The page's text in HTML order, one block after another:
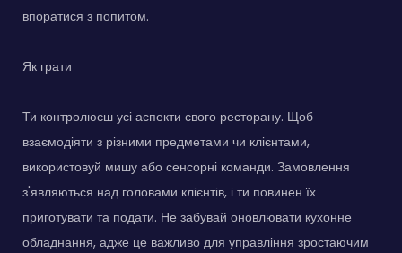
впоратися з попитом.
Як грати
Ти контролюєш усі аспекти свого ресторану. Щоб
взаємодіяти з різними предметами чи клієнтами,
використовуй мишу або сенсорні команди. Замовлення
з'являються над головами клієнтів, і ти повинен їх
приготувати та подати. Не забувай оновлювати кухонне
обладнання, адже це важливо для управління зростаючим